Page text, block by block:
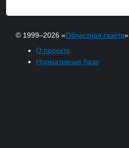
© 1999–2026 «Областная газета»
О проекте
Нормативная база